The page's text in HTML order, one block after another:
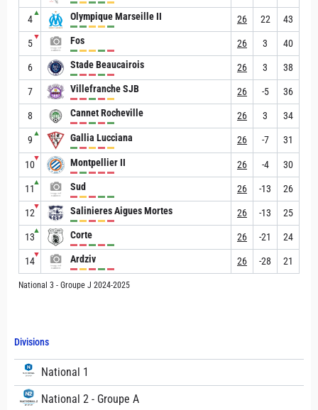
Divisions
National 1
National 2 - Groupe A
4
▲ Olympique Marseille II 26 22 43
5
▼ Fos 26 3 40
6 Stade Beaucairois 26 3 38
7 Villefranche SJB 26 -5 36
8 Cannet Rocheville 26 3 34
9
▲ Gallia Lucciana 26 -7 31
10
▼ Montpellier II 26 -4 30
11
▲ Sud 26 -13 26
12
▼ Salinieres Aigues Mortes 26 -13 25
13
▲ Corte 26 -21 24
14
▼ Ardziv 26 -28 21
National 3 - Groupe J 2024-2025